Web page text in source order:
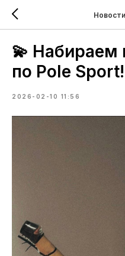
💫 Набираем
по Pole
2026-02-10 11:56